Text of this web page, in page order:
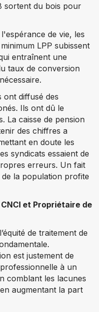
sortent du bois pour
de vie, les
LPP subissent
entraînent une
taux de conversion
ont diffusé des
Ils ont dû le
La caisse de pension
des chiffres a
en doute les
syndicats essaient de
erreurs. Un fait
la population profite
et Propriétaire de
de traitement de
est justement de
à un
comblant les lacunes
augmentant la part